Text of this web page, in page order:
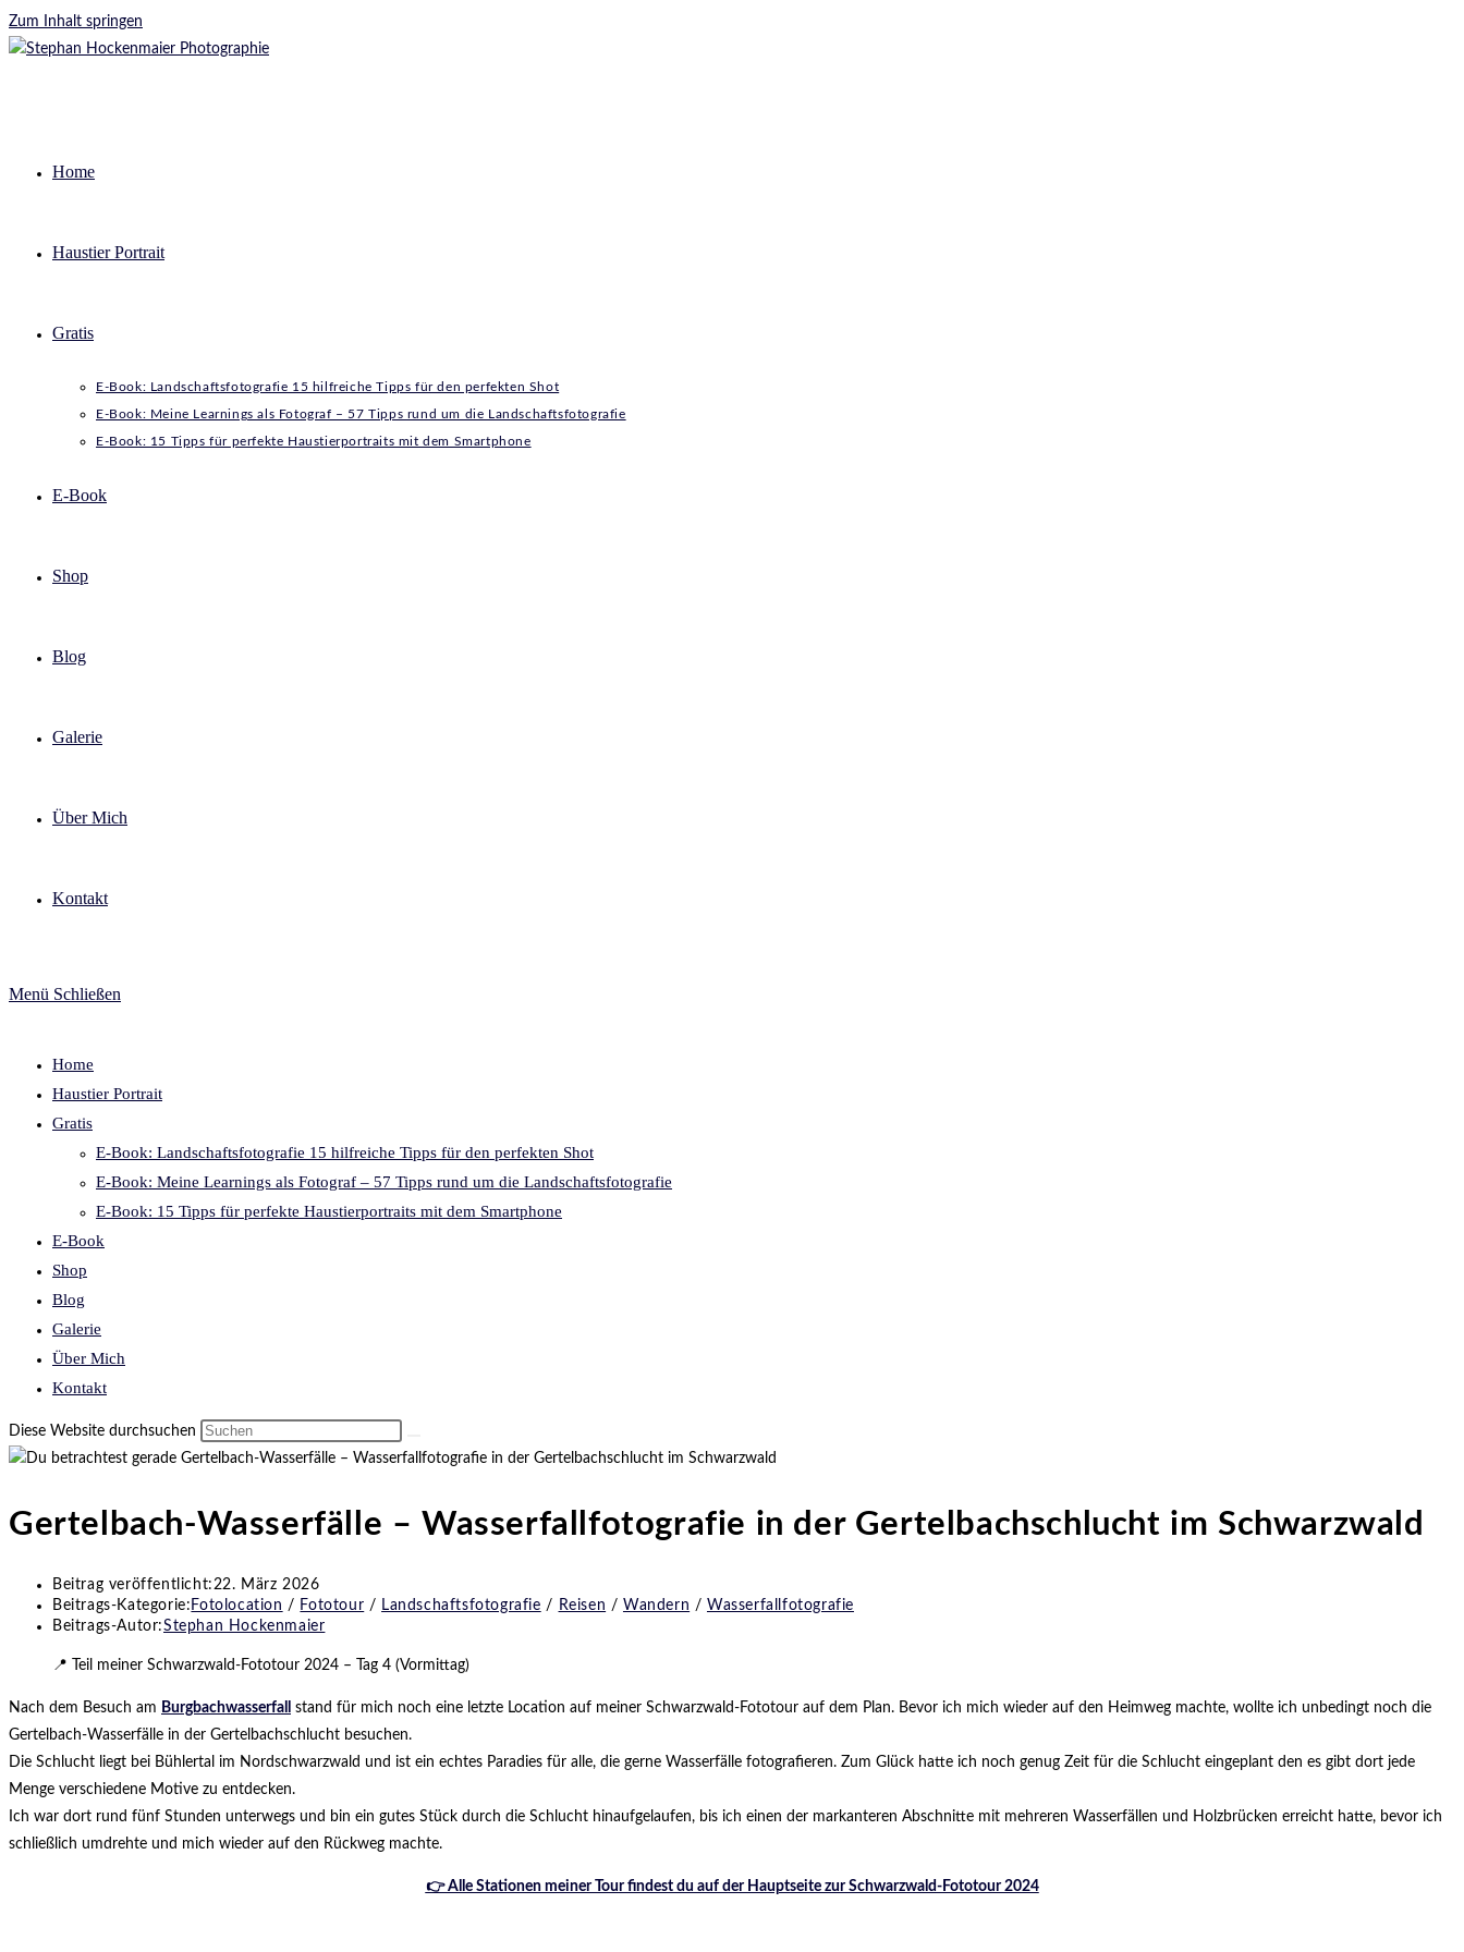
Zum Inhalt springen
Home
Haustier Portrait
Gratis
E-Book: Landschaftsfotografie 15 hilfreiche Tipps für den perfekten Shot
E-Book: Meine Learnings als Fotograf – 57 Tipps rund um die Landschaftsfotografie
E-Book: 15 Tipps für perfekte Haustierportraits mit dem Smartphone
E-Book
Shop
Blog
Galerie
Über Mich
Kontakt
Menü Schließen
Home
Haustier Portrait
Gratis
E-Book: Landschaftsfotografie 15 hilfreiche Tipps für den perfekten Shot
E-Book: Meine Learnings als Fotograf – 57 Tipps rund um die Landschaftsfotografie
E-Book: 15 Tipps für perfekte Haustierportraits mit dem Smartphone
E-Book
Shop
Blog
Galerie
Über Mich
Kontakt
Diese Website durchsuchen
Gertelbach-Wasserfälle – Wasserfallfotografie in der Gertelbachschlucht im Schwarzwald
Beitrag veröffentlicht:22. März 2026
Beitrags-Kategorie: Fotolocation / Fototour / Landschaftsfotografie / Reisen / Wandern / Wasserfallfotografie
Beitrags-Autor:Stephan Hockenmaier
📍 Teil meiner Schwarzwald-Fototour 2024 – Tag 4 (Vormittag)
Nach dem Besuch am Burgbachwasserfall
stand für mich noch eine letzte Location auf meiner Schwarzwald-Fototour auf dem Plan. Bevor ich mich wieder auf den Heimweg machte, wollte ich unbedingt noch die
Gertelbach-Wasserfälle in der Gertelbachschlucht besuchen.
Die Schlucht liegt bei Bühlertal im Nordschwarzwald und ist ein echtes Paradies für alle, die gerne Wasserfälle fotografieren. Zum Glück hatte ich noch genug Zeit für die Schlucht eingeplant den es gibt dort jede
Menge verschiedene Motive zu entdecken.
Ich war dort rund fünf Stunden unterwegs und bin ein gutes Stück durch die Schlucht hinaufgelaufen, bis ich einen der markanteren Abschnitte mit mehreren Wasserfällen und Holzbrücken erreicht hatte, bevor ich
schließlich umdrehte und mich wieder auf den Rückweg machte.
👉 Alle Stationen meiner Tour findest du auf der Hauptseite zur Schwarzwald-Fototour 2024